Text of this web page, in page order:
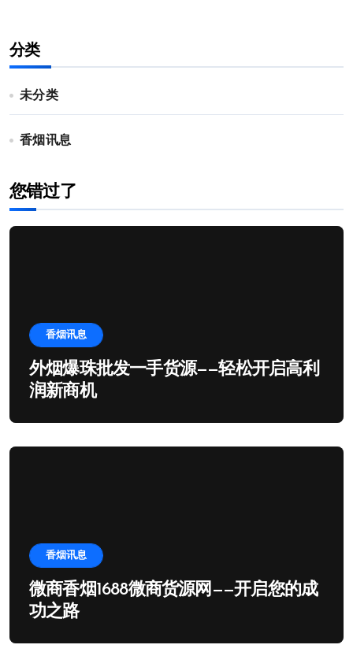
分类
未分类
香烟讯息
您错过了
香烟讯息
外烟爆珠批发一手货源——轻松开启高利
润新商机
香烟讯息
微商香烟1688微商货源网——开启您的成
功之路